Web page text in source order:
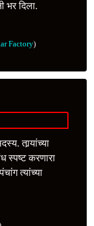
भर दिला.
Factory)
तार्‍यांच्या
स्पष्ट करणारा
त्यांच्या